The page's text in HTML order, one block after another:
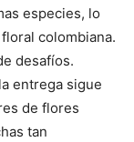
especies, lo
colombiana.
desafíos.
entrega sigue
de flores
tan